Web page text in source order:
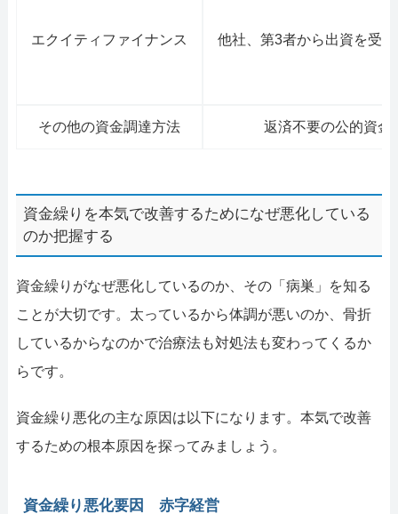
エクイティファイナンス 他社、第3者から出資を受
その他の資金調達方法 返済不要の公的資金
資金繰りを本気で改善するためになぜ悪化している
のか把握する
資金繰りがなぜ悪化しているのか、その「病巣」を知る
ことが大切です。太っているから体調が悪いのか、骨折
しているからなのかで治療法も対処法も変わってくるか
らです。
資金繰り悪化の主な原因は以下になります。本気で改善
するための根本原因を探ってみましょう。
資金繰り悪化要因 赤字経営